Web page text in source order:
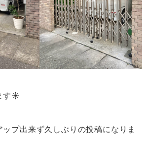
す☀️
プ出来ず久しぶりの投稿になりま